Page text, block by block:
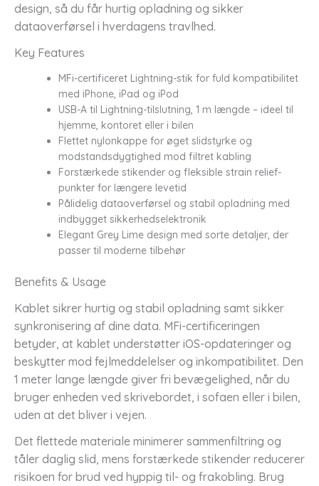
design, så du får hurtig opladning og sikker
dataoverførsel i hverdagens travlhed.
Key Features
MFi-certificeret Lightning-stik for fuld kompatibilitet
med iPhone, iPad og iPod
USB-A til Lightning-tilslutning, 1 m længde – ideel til
hjemme, kontoret eller i bilen
Flettet nylonkappe for øget slidstyrke og
modstandsdygtighed mod filtret kabling
Forstærkede stikender og fleksible strain relief-
punkter for længere levetid
Pålidelig dataoverførsel og stabil opladning med
indbygget sikkerhedselektronik
Elegant Grey Lime design med sorte detaljer, der
passer til moderne tilbehør
Benefits & Usage
Kablet sikrer hurtig og stabil opladning samt sikker
synkronisering af dine data. MFi-certificeringen
betyder, at kablet understøtter iOS-opdateringer og
beskytter mod fejlmeddelelser og inkompatibilitet. Den
1 meter lange længde giver fri bevægelighed, når du
bruger enheden ved skrivebordet, i sofaen eller i bilen,
uden at det bliver i vejen.
Det flettede materiale minimerer sammenfiltring og
tåler daglig slid, mens forstærkede stikender reducerer
risikoen for brud ved hyppig til- og frakobling. Brug